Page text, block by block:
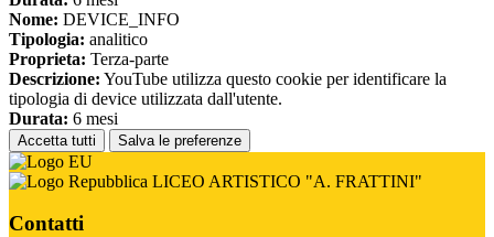
Nome: DEVICE_INFO
Tipologia: analitico
Proprieta: Terza-parte
Descrizione: YouTube utilizza questo cookie per identificare la
tipologia di device utilizzata dall'utente.
Durata: 6 mesi
Accetta tutti Salva le preferenze
LICEO ARTISTICO "A. FRATTINI"
Contatti